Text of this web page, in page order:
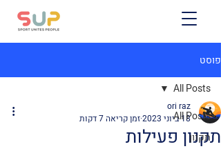
פוסט
All Posts
תקנון
All Posts
תקנון פעילות
ori raz
18 ביוני 2023
זמן קריאה 7 דקות